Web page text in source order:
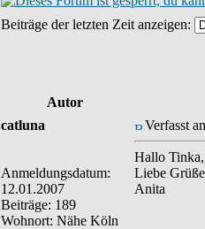
Beiträge der letzten Zeit anzeigen:
Autor
catluna
Anmeldungsdatum:
12.01.2007
Beiträge: 189
Wohnort: Nähe Köln
Verfasst
Hallo Tinka,
Liebe Grüße
Anita